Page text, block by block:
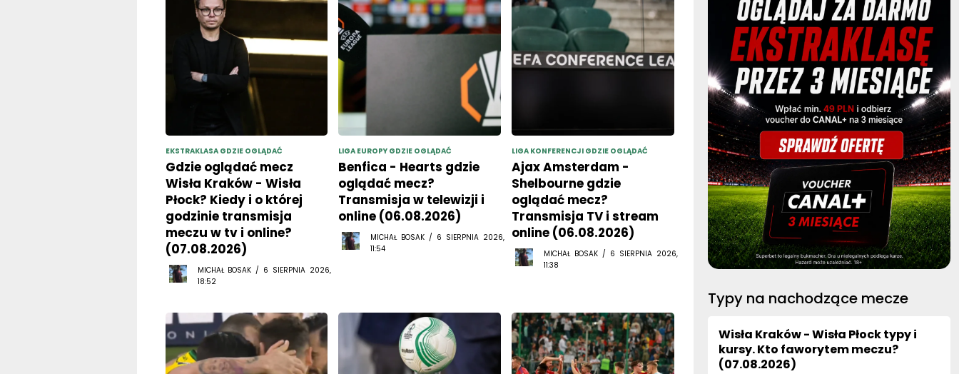
EKSTRAKLASA GDZIE OGLĄDAĆ
Gdzie oglądać mecz
Wisła Kraków - Wisła
Płock? Kiedy i o której
godzinie transmisja
meczu w tv i online?
(07.08.2026)
MICHAŁ BOSAK / 6 SIERPNIA 2026,
18:52
Benfica - Hearts gdzie
oglądać mecz?
Transmisja w telewizji i
online (06.08.2026)
MICHAŁ BOSAK / 6 SIERPNIA 2026,
11:54
Ajax Amsterdam -
Shelbourne gdzie
oglądać mecz?
Transmisja TV i stream
online (06.08.2026)
MICHAŁ BOSAK / 6 SIERPNIA 2026,
11:38
Typy na nachodzące mecze
Wisła Kraków - Wisła Płock typy i
(07.08.2026)
MICHAŁ BOSAK / 6 SIERPNIA 2026, 22:52